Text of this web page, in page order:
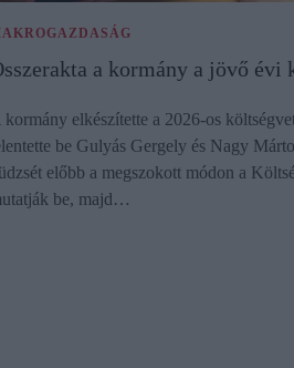
a kormány a jövő évi
kormány elkészítette a 2026-os
be Gulyás Gergely és Nagy
előbb a megszokott módon a
be, majd…